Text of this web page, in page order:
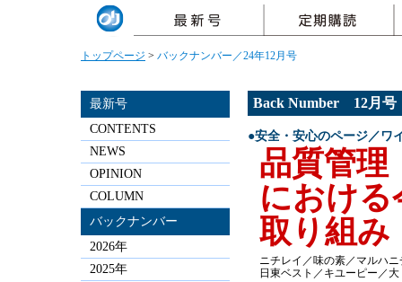
トップページ > バックナンバー／24年12月号
Back Number 12月号
●安全・安心のページ／ワ
品質管理
における
取り組み
ニチレイ／味の素／マルハ
日東ベスト／キユーピー／大
最新号
CONTENTS
NEWS
OPINION
COLUMN
バックナンバー
2026年
2025年